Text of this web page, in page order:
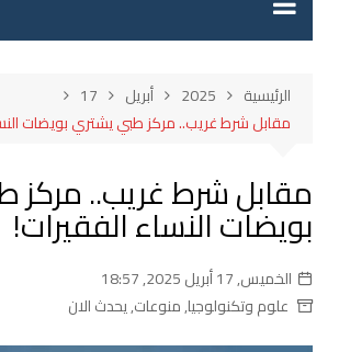
الرئيسية 2025 أبريل
17
مقابل شرط غريب.. مركز طبي يشتري بويضات
مقابل شرط غريب.. مركز
بويضات النساء الفقيرات!
الخميس, 17 أبريل 2025, 18:57
علوم وتكنولوجيا,منوعات,يحدث الان